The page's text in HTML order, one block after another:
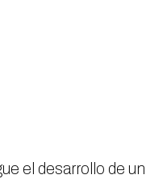
el desarrollo de un